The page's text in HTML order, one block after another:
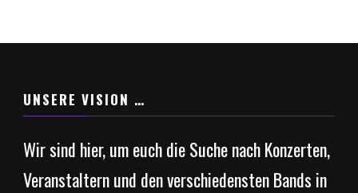
UNSERE VISION …
Wir sind hier, um euch die Suche nach Konzerten,
Veranstaltern und den verschiedensten Bands in